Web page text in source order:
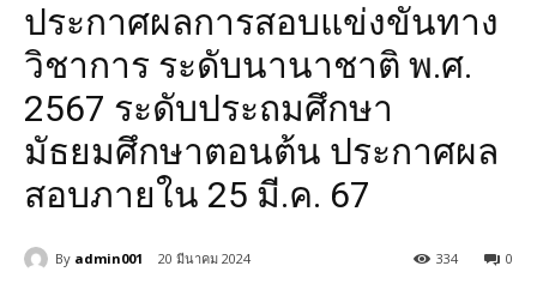
ประกาศผลการสอบแข่งขันทาง
วิชาการ ระดับนานาชาติ พ.ศ.
2567 ระดับประถมศึกษา
มัธยมศึกษาตอนต้น ประกาศผล
สอบภายใน 25 มี.ค. 67
By admin001 20 มีนาคม 2024 0
334